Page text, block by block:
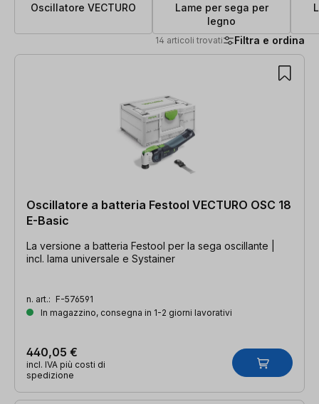
Oscillatore VECTURO
Lame per sega per
legno
14 articoli trovati Filtra e ordina
14 articoli trovati
Oscillatore a batteria Festool VECTURO OSC 18
E-Basic
La versione a batteria Festool per la sega oscillante |
incl. lama universale e Systainer
n. art.: F-576591
In magazzino, consegna in 1-2 giorni lavorativi
440,05 €
incl. IVA più costi di
spedizione